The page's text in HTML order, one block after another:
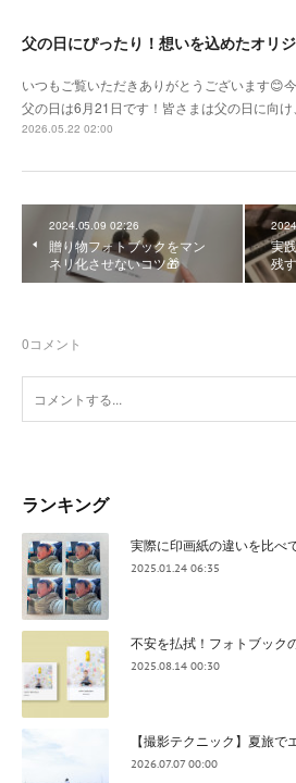
いつもご覧いただきありがとうございます😊
父の日は6月21日です！皆さまは父の日に向
2026.05.22 02:00
2024.05.09 02:26
贈り物フォトブックをマン
ネリ化させないコツ🎁
実
残
0コメント
ランキング
実際に印画紙の違いを比べ
2025.01.24 06:35
不安を払拭！フォトブック
2025.08.14 00:30
【撮影テクニック】夏旅で
2026.07.07 00:00